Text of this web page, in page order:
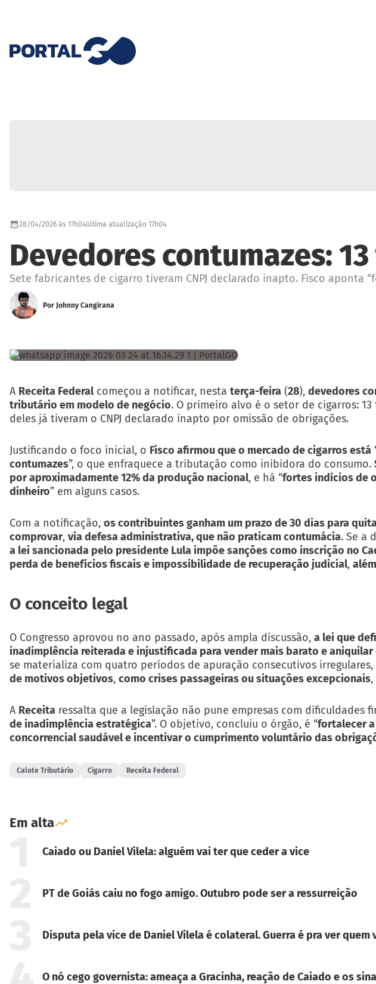
28/04/2026 às 17h04última atualização 17h04
Devedores contumazes:
Sete fabricantes de cigarro tiveram CNPJ declarado inapto. Fisco
Por Johnny Cangirana
A Receita Federalcomeçou a notificar, nesta terça-feira (28), devedores
tributário em modelo de negócio. O primeiro alvo é o setor de cigarros:
deles já tiveram o CNPJ declarado inapto por omissão de obrigações.
Justificando o foco inicial, o Fisco afirmou que o mercado de cigarros está
contumazes”, o que enfraquece a tributação como inibidora do consumo.
por aproximadamente 12% da produção nacional, e há “fortes indícios de
dinheiro” em alguns casos.
Com a notificação, os contribuintes ganham um prazo de 30 dias para
comprovar, via defesa administrativa, que não praticam contumácia. Se a
a lei sancionada pelo presidente Lula impõe sanções como inscrição no
perda de benefícios fiscais e impossibilidade de recuperação judicial,
O conceito legal
O Congresso aprovou no ano passado, após ampla discussão, a lei que
inadimplência reiterada e injustificada para vender mais barato e
se materializa com quatro períodos de apuração consecutivos irregulares,
de motivos objetivos, como crises passageiras ou situações excepcionais,
A Receita ressalta que a legislação não pune empresas com dificuldades
de inadimplência estratégica”. O objetivo, concluiu o órgão, é “fortalecer
concorrencial saudável e incentivar o cumprimento voluntário das
Calote Tributário Cigarro Receita Federal
Em alta
Caiado ou Daniel Vilela: alguém vai ter que ceder a vice
PT de Goiás caiu no fogo amigo. Outubro pode ser a ressurreição
Disputa pela vice de Daniel Vilela é colateral. Guerra é pra ver quem
O nó cego governista: ameaça a Gracinha, reação de Caiado e os